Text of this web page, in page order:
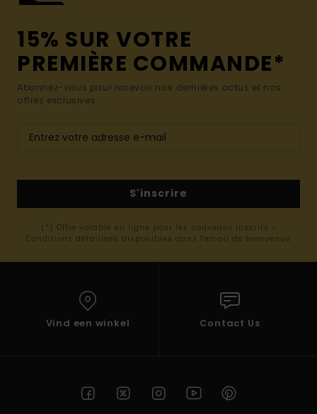
15% SUR VOTRE
PREMIÈRE COMMANDE*
Abonnez-vous pour recevoir nos dernières actus et nos
offres exclusives.
S'inscrire
(*) Offre valable en ligne pour les nouveaux inscrits -
Conditions détaillées disponibles dans l'email de bienvenue
Vind een winkel Contact Us